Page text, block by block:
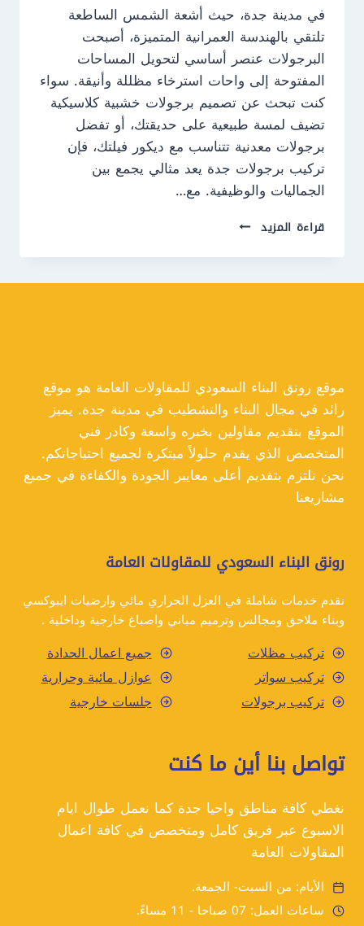
في مدينة جدة، حيث أشعة الشمس الساطعة
تلتقي بالهندسة العمرانية المتميزة، أصبحت
البرجولات عنصر أساسي لتحويل المساحات
المفتوحة إلى واحات استرخاء مظللة وأنيقة. سواء
كنت تبحث عن تصميم برجولات خشبية كلاسيكية
تضيف لمسة طبيعية على حديقتك، أو تفضل
برجولات معدنية تتناسب مع ديكور فيلتك، فإن
تركيب برجولات جدة يعد مثالي يجمع بين
الجماليات والوظيفية. مع…
قراءة المزيد تركيب
جدة
موقع رونق البناء السعودي للمقاولات العامة هو موقع
رائد في مجال البناء والتشطيب في مدينة جدة. يميز
الموقع بتقديم مقاولين بخبره واسعة وكادر فني
المتخصص الذي يقدم حلولاً مبتكرة لجميع احتياجاتكم.
نحن نلتزم بتقديم أعلى معايير الجودة والكفاءة في جميع
مشاريعنا
رونق البناء السعودي للمقاولات العامة
نقدم خدمات شاملة في العزل الحراري مائي وارضيات ايبوكسي
وبناء ملاحق ومجالس وترميم مباني واصباغ خارجية وداخلية .
تركيب مظلات
جميع اعمال الحدادة
تركيب سواتر
عوازل مائية وحرارية
تركيب برجولات
جلسات خارجية
تواصل بنا أين ما كنت
نغطي كافة مناطق واحيا جدة كما نعمل طوال ايام
الاسبوع عبر فريق كامل ومتخصص في كافة اعمال
المقاولات العامة
الأيام: من السبت- الجمعة.
ساعات العمل: 07 صباحا - 11 مساءً.